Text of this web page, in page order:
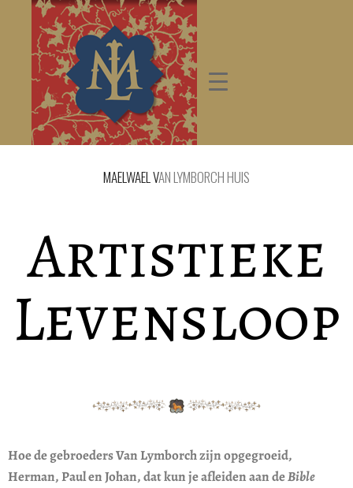
MAELWAEL VAN LYMBORCH HUIS
Artistieke
Levensloop
Hoe de gebroeders Van Lymborch zijn opgegroeid,
Herman, Paul en Johan, dat kun je afleiden aan deBible